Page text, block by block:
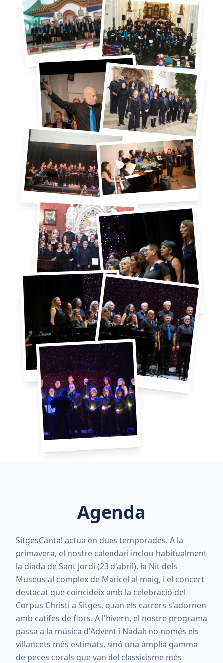
Agenda
SitgesCanta! actua en dues temporades. A la
primavera, el nostre calendari inclou habitualment
la diada de Sant Jordi (23 d'abril), la Nit dels
Museus al complex de Maricel al maig, i el concert
destacat que coincideix amb la celebració del
Corpus Christi a Sitges, quan els carrers s'adornen
amb catifes de flors. A l'hivern, el nostre programa
passa a la música d'Advent i Nadal: no només els
villancets més estimats, sinó una àmplia gamma
de peces corals que van del classicisme més